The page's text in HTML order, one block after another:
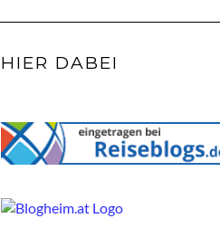
HIER DABEI